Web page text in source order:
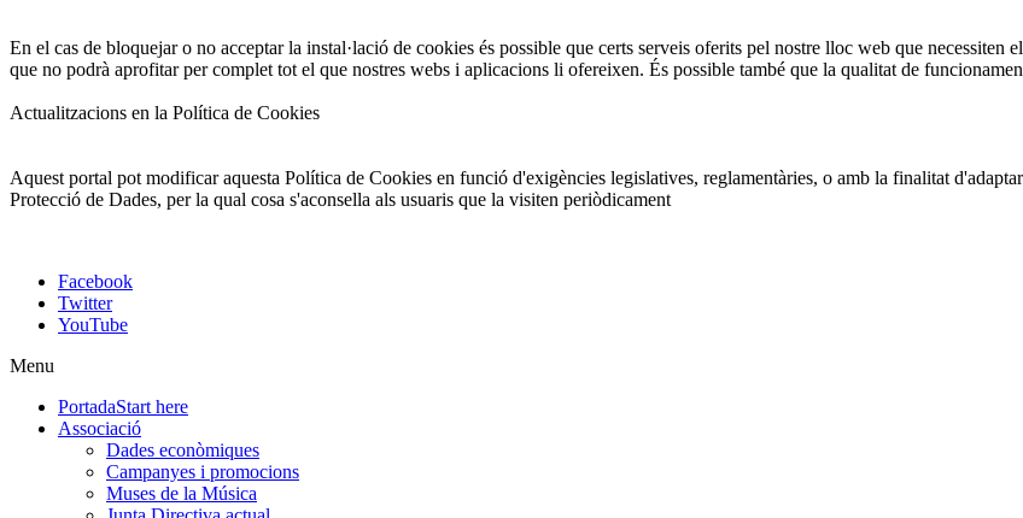
En el cas de bloquejar o no acceptar la instal·lació de cookies és possible que certs serveis oferits pel nostre lloc web que necessiten
que no podrà aprofitar per complet tot el que nostres webs i aplicacions li ofereixen. És possible també que la qualitat de
Actualitzacions en la Política de Cookies
Aquest portal pot modificar aquesta Política de Cookies en funció d'exigències legislatives, reglamentàries, o amb la finalitat
Protecció de Dades, per la qual cosa s'aconsella als usuaris que la visiten periòdicament
Facebook
Twitter
YouTube
Menu
PortadaStart here
Associació
Dades econòmiques
Campanyes i promocions
Muses de la Música